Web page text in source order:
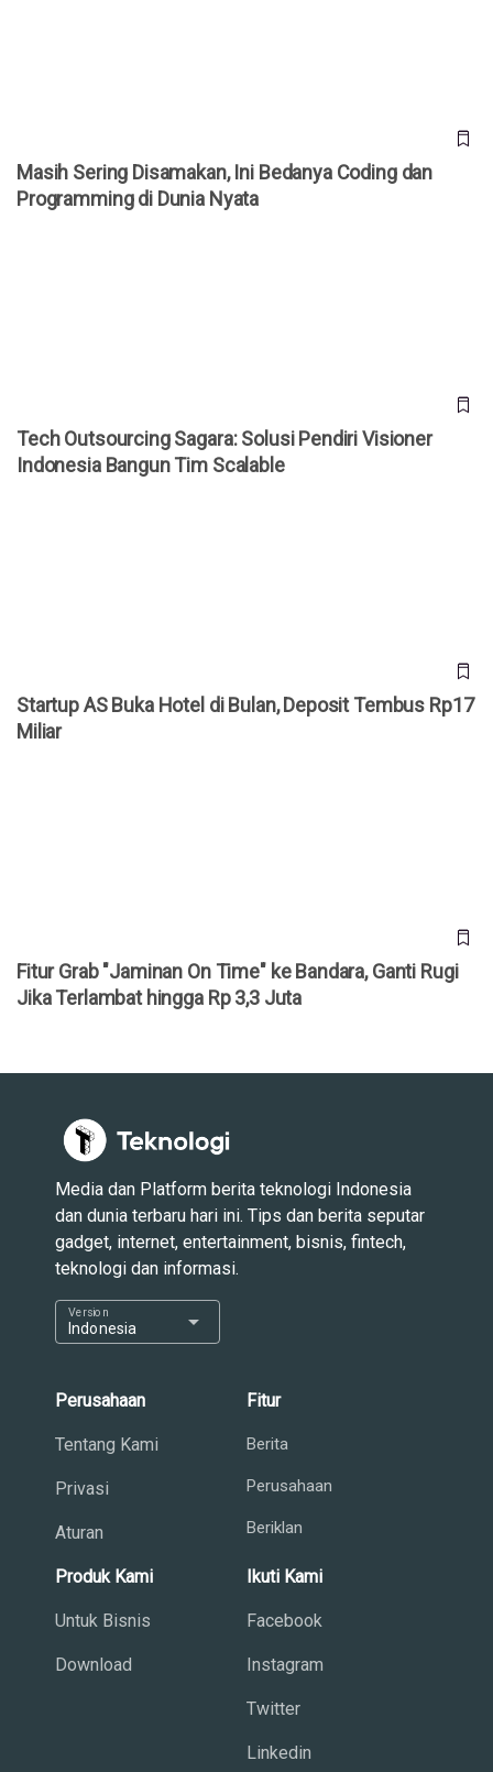
Masih Sering Disamakan, Ini Bedanya Coding dan
Programming di Dunia Nyata
Tech Outsourcing Sagara: Solusi Pendiri Visioner
Indonesia Bangun Tim Scalable
Startup AS Buka Hotel di Bulan, Deposit Tembus Rp17
Miliar
Fitur Grab "Jaminan On Time" ke Bandara, Ganti Rugi
Jika Terlambat hingga Rp 3,3 Juta
Media dan Platform berita teknologi Indonesia
dan dunia terbaru hari ini. Tips dan berita seputar
gadget, internet, entertainment, bisnis, fintech,
teknologi dan informasi.
Indonesia
Version arrow_drop_down
Perusahaan
Tentang Kami
Privasi
Aturan
Fitur
Berita
Perusahaan
Beriklan
Produk Kami
Untuk Bisnis
Download
Ikuti Kami
Facebook
Instagram
Twitter
Linkedin